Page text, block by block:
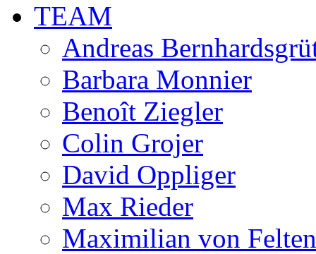
TEAM
Andreas
Barbara Monnier
Benoît Ziegler
Colin Grojer
David Oppliger
Max Rieder
Maximilian von Felten